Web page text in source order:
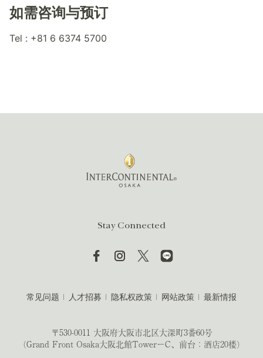
如需咨询与预订
Tel : +81 6 6374 5700
Stay Connected
常见问题 人才招募 隐私权政策 网站政策 最新情报
〒530-0011 大阪府大阪市北区大深町3番60号
（Grand Front Osaka大阪北館TowerーC、前台：酒店20楼）